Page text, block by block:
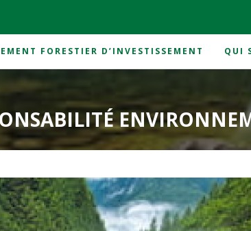
FORESTIER D’INVESTISSEMENT QUI